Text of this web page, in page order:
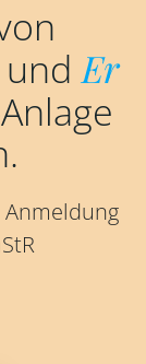
Er